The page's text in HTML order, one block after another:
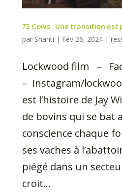
73 Cows : Une transition est
par Shanti | Fév 26, 2024|
Lockwood film –
– Instagram/
est l’histoire de Jay
de bovins qui se bat
conscience chaque
ses vaches à
piégé dans un
croit...